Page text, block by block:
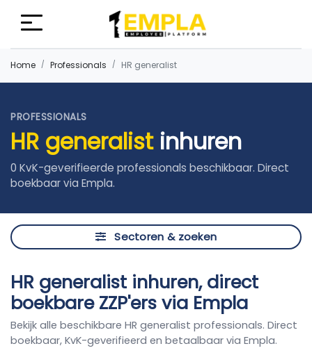
Home Professionals HR generalist
PROFESSIONALS
HR generalistinhuren
0 KvK-geverifieerde professionals beschikbaar. Direct
boekbaar via Empla.
Sectoren & zoeken
HR generalist inhuren, direct
boekbare ZZP'ers via Empla
Bekijk alle beschikbare HR generalist professionals. Direct
boekbaar, KvK-geverifieerd en betaalbaar via Empla.